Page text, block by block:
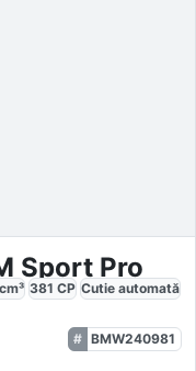
Sport Pro
381 CP Cutie automată
BMW240981